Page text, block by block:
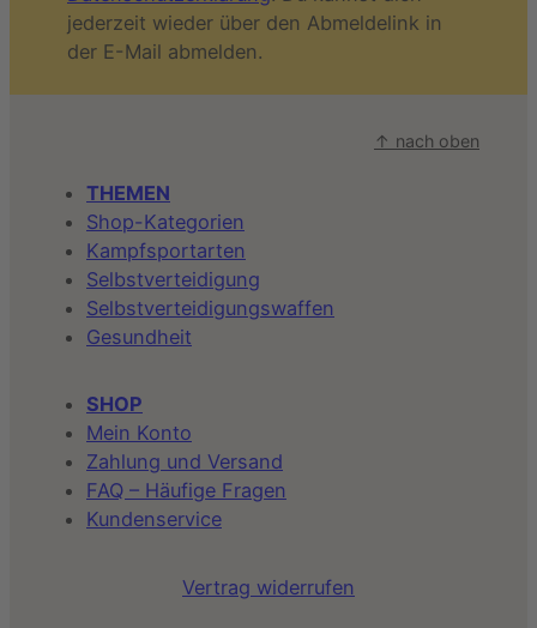
jederzeit wieder über den Abmeldelink in
der E-Mail abmelden.
↑ nach oben
THEMEN
Shop-Kategorien
Kampfsportarten
Selbstverteidigung
Selbstverteidigungswaffen
Gesundheit
SHOP
Mein Konto
Zahlung und Versand
FAQ – Häufige Fragen
Kundenservice
Vertrag widerrufen